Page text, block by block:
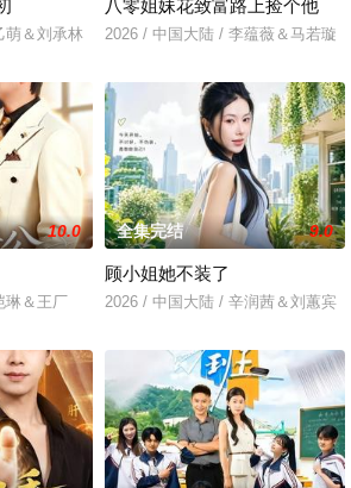
萌＆刘承林
八零姐妹花致富路上捡个他
2026 / 中国大陆 / 李蕴薇＆马若璇
10.0
琳＆王厂
全集完结 9.0
顾小姐她不装了
2026 / 中国大陆 / 辛润茜＆刘蕙宾